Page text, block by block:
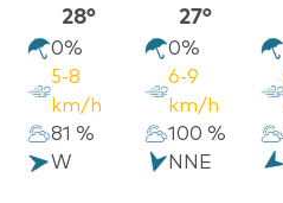
28°
0%
5-8
km/h
81 %
W
27°
0%
6-9
km/h
100 %
NNE